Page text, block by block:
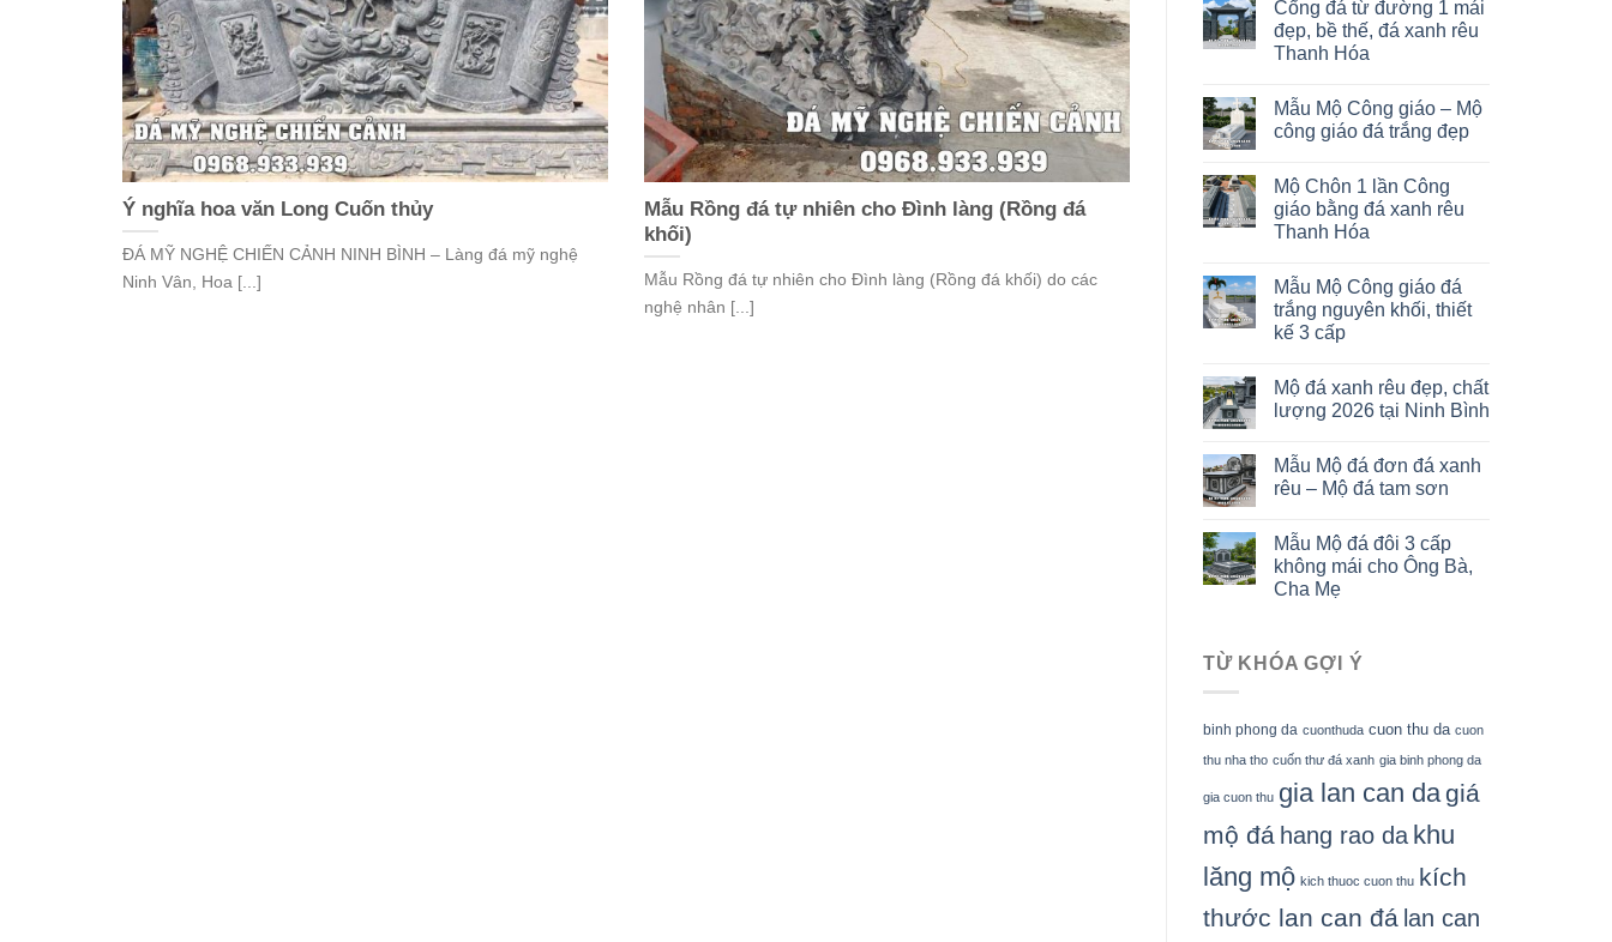
Ý nghĩa hoa văn Long Cuốn thủy
ĐÁ MỸ NGHỆ CHIẾN CẢNH NINH BÌNH – Làng đá mỹ nghệ
Ninh Vân, Hoa [...]
Mẫu Rồng đá tự nhiên cho Đình làng (Rồng đá
khối)
Mẫu Rồng đá tự nhiên cho Đình làng (Rồng đá khối) do các
nghệ nhân [...]
Cổng đá từ đường 1 mái
đẹp, bề thế, đá xanh rêu
Thanh Hóa
Mẫu Mộ Công giáo – Mộ
công giáo đá trắng đẹp
Mộ Chôn 1 lần Công
giáo bằng đá xanh rêu
Thanh Hóa
Mẫu Mộ Công giáo đá
trắng nguyên khối, thiết
kế 3 cấp
Mộ đá xanh rêu đẹp, chất
lượng 2026 tại Ninh Bình
Mẫu Mộ đá đơn đá xanh
rêu – Mộ đá tam sơn
Mẫu Mộ đá đôi 3 cấp
không mái cho Ông Bà,
Cha Mẹ
TỪ KHÓA GỢI Ý
binh phong da cuonthuda cuon thu da cuon
thu nha tho cuốn thư đá xanh gia binh phong da
gia cuon thu gia lan can dagiá
mộ đá hang rao da khu
lăng mộ kich thuoc cuon thu kích
thước lan can đá lan can